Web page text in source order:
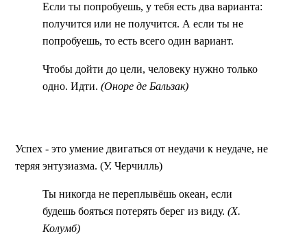
Если ты попробуешь, у тебя есть два варианта:
получится или не получится. А если ты не
попробуешь, то есть всего один вариант.
Чтобы дойти до цели, человеку нужно только
одно. Идти. (Оноре де Бальзак)
теряя энтузиазма. (У. Черчилль)
будешь бояться потерять берег из виду.(Х.
Колумб)